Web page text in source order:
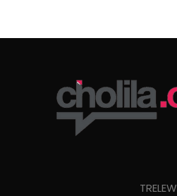
TRELEW